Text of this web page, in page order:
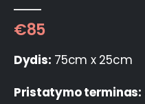
€85
Dydis: 75cm x 25cm
Pristatymo terminas: